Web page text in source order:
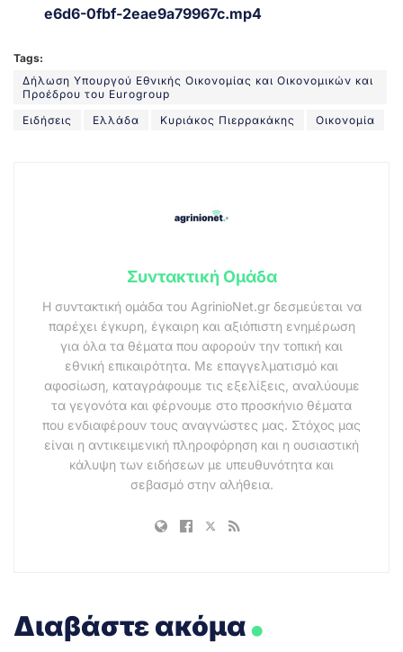
e6d6-0fbf-2eae9a79967c.mp4
Tags:
Δήλωση Υπουργού Εθνικής Οικονομίας και Οικονομικών και
Προέδρου του Eurogroup
Ειδήσεις
Ελλάδα Κυριάκος Πιερρακάκης Οικονομία
Συντακτική Ομάδα
Η συντακτική ομάδα του AgrinioNet.gr δεσμεύεται να
παρέχει έγκυρη, έγκαιρη και αξιόπιστη ενημέρωση
για όλα τα θέματα που αφορούν την τοπική και
εθνική επικαιρότητα. Με επαγγελματισμό και
αφοσίωση, καταγράφουμε τις εξελίξεις, αναλύουμε
τα γεγονότα και φέρνουμε στο προσκήνιο θέματα
που ενδιαφέρουν τους αναγνώστες μας. Στόχος μας
είναι η αντικειμενική πληροφόρηση και η ουσιαστική
κάλυψη των ειδήσεων με υπευθυνότητα και
σεβασμό στην αλήθεια.
Διαβάστε ακόμα.